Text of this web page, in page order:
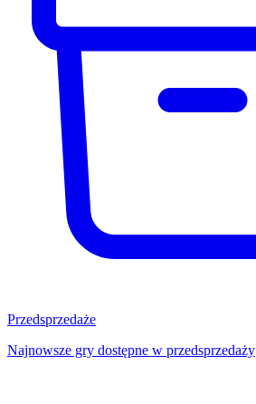
Przedsprzedaże
Najnowsze gry dostępne w przedsprzedaży